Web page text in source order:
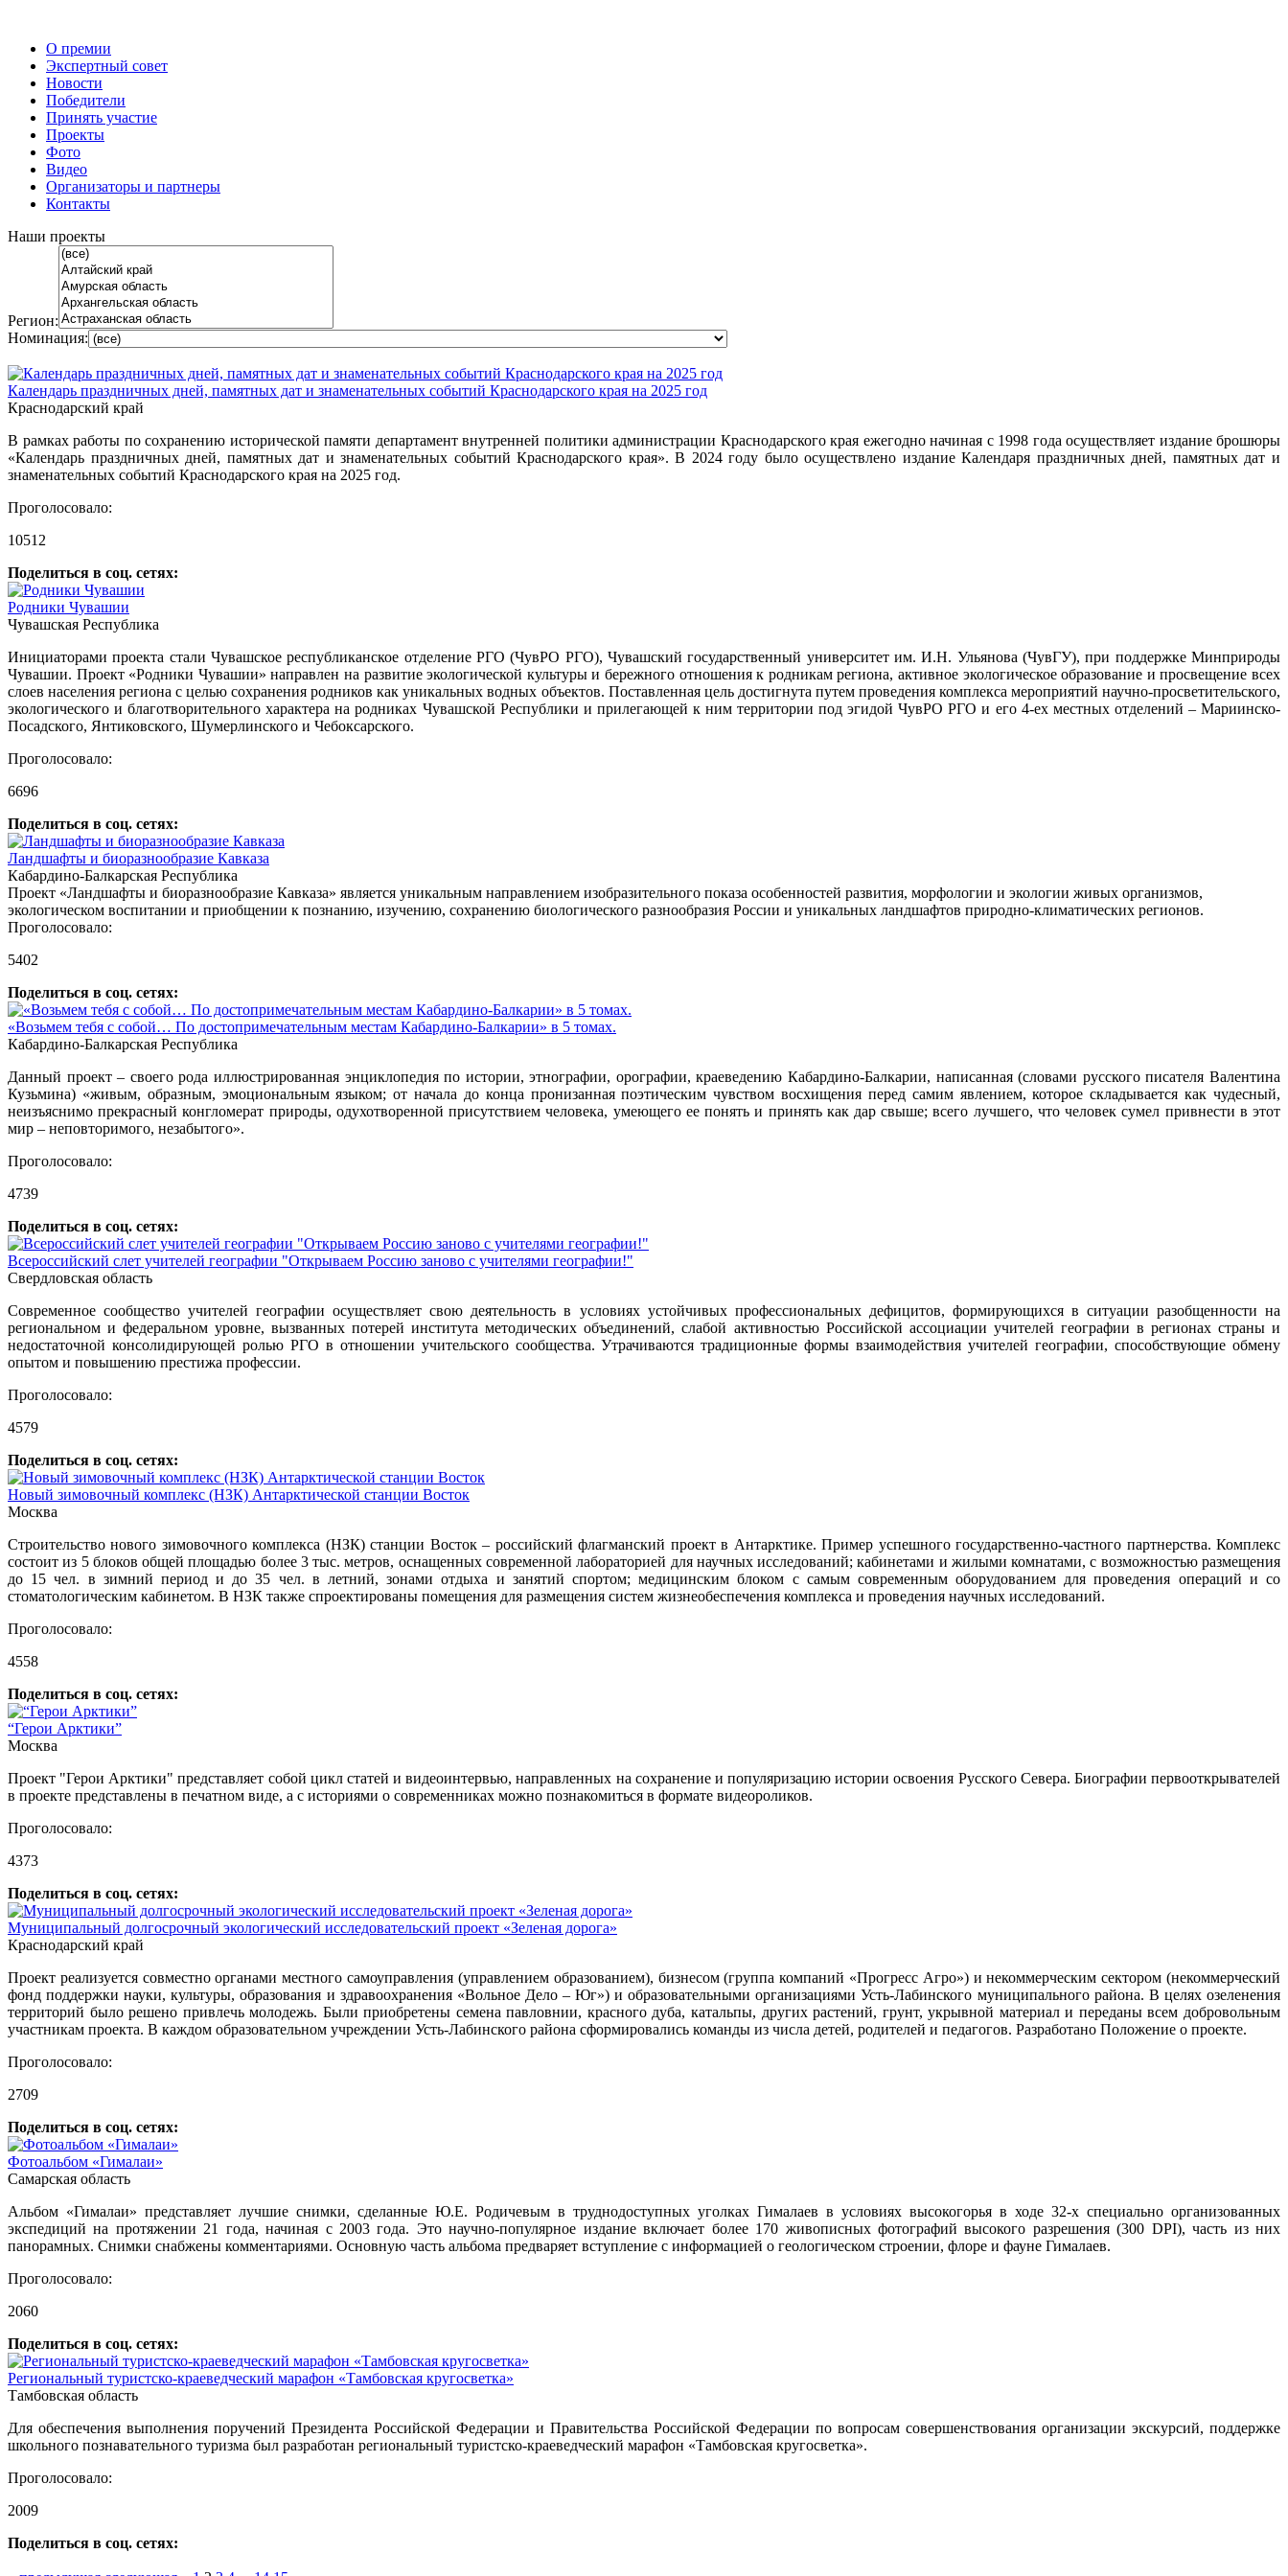
О премии
Экспертный совет
Новости
Победители
Принять участие
Проекты
Фото
Видео
Организаторы и партнеры
Контакты
Наши проекты
Регион:
Номинация:
Календарь праздничных дней, памятных дат и знаменательных событий Краснодарского края на 2025 год
Краснодарский край
В рамках работы по сохранению исторической памяти департамент внутренней политики администрации Краснодарского края ежегодно начиная с 1998 года осуществляет издание брошюры
«Календарь праздничных дней, памятных дат и знаменательных событий Краснодарского края». В 2024 году было осуществлено издание Календаря праздничных дней, памятных дат и
знаменательных событий Краснодарского края на 2025 год.
Проголосовало:
10512
Поделиться в соц. сетях:
Родники Чувашии
Чувашская Республика
Инициаторами проекта стали Чувашское республиканское отделение РГО (ЧувРО РГО), Чувашский государственный университет им. И.Н. Ульянова (ЧувГУ), при поддержке Минприроды
Чувашии. Проект «Родники Чувашии» направлен на развитие экологической культуры и бережного отношения к родникам региона, активное экологическое образование и просвещение всех
слоев населения региона с целью сохранения родников как уникальных водных объектов. Поставленная цель достигнута путем проведения комплекса мероприятий научно-просветительского,
экологического и благотворительного характера на родниках Чувашской Республики и прилегающей к ним территории под эгидой ЧувРО РГО и его 4-ех местных отделений – Мариинско-
Посадского, Янтиковского, Шумерлинского и Чебоксарского.
Проголосовало:
6696
Поделиться в соц. сетях:
Ландшафты и биоразнообразие Кавказа
Кабардино-Балкарская Республика
Проект «Ландшафты и биоразнообразие Кавказа» является уникальным направлением изобразительного показа особенностей развития, морфологии и экологии живых организмов,
экологическом воспитании и приобщении к познанию, изучению, сохранению биологического разнообразия России и уникальных ландшафтов природно-климатических регионов.
Проголосовало:
5402
Поделиться в соц. сетях:
«Возьмем тебя с собой… По достопримечательным местам Кабардино-Балкарии» в 5 томах.
Кабардино-Балкарская Республика
Данный проект – своего рода иллюстрированная энциклопедия по истории, этнографии, орографии, краеведению Кабардино-Балкарии, написанная (словами русского писателя Валентина
Кузьмина) «живым, образным, эмоциональным языком; от начала до конца пронизанная поэтическим чувством восхищения перед самим явлением, которое складывается как чудесный,
неизъяснимо прекрасный конгломерат природы, одухотворенной присутствием человека, умеющего ее понять и принять как дар свыше; всего лучшего, что человек сумел привнести в этот
мир – неповторимого, незабытого».
Проголосовало:
4739
Поделиться в соц. сетях:
Всероссийский слет учителей географии "Открываем Россию заново с учителями географии!"
Свердловская область
Современное сообщество учителей географии осуществляет свою деятельность в условиях устойчивых профессиональных дефицитов, формирующихся в ситуации разобщенности на
региональном и федеральном уровне, вызванных потерей института методических объединений, слабой активностью Российской ассоциации учителей географии в регионах страны и
недостаточной консолидирующей ролью РГО в отношении учительского сообщества. Утрачиваются традиционные формы взаимодействия учителей географии, способствующие обмену
опытом и повышению престижа профессии.
Проголосовало:
4579
Поделиться в соц. сетях:
Новый зимовочный комплекс (НЗК) Антарктической станции Восток
Москва
Строительство нового зимовочного комплекса (НЗК) станции Восток – российский флагманский проект в Антарктике. Пример успешного государственно-частного партнерства. Комплекс
состоит из 5 блоков общей площадью более 3 тыс. метров, оснащенных современной лабораторией для научных исследований; кабинетами и жилыми комнатами, с возможностью размещения
до 15 чел. в зимний период и до 35 чел. в летний, зонами отдыха и занятий спортом; медицинским блоком с самым современным оборудованием для проведения операций и со
стоматологическим кабинетом. В НЗК также спроектированы помещения для размещения систем жизнеобеспечения комплекса и проведения научных исследований.
Проголосовало:
4558
Поделиться в соц. сетях:
“Герои Арктики”
Москва
Проект "Герои Арктики" представляет собой цикл статей и видеоинтервью, направленных на сохранение и популяризацию истории освоения Русского Севера. Биографии первооткрывателей
в проекте представлены в печатном виде, а с историями о современниках можно познакомиться в формате видеороликов.
Проголосовало:
4373
Поделиться в соц. сетях:
Муниципальный долгосрочный экологический исследовательский проект «Зеленая дорога»
Краснодарский край
Проект реализуется совместно органами местного самоуправления (управлением образованием), бизнесом (группа компаний «Прогресс Агро») и некоммерческим сектором (некоммерческий
фонд поддержки науки, культуры, образования и здравоохранения «Вольное Дело – Юг») и образовательными организациями Усть-Лабинского муниципального района. В целях озеленения
территорий было решено привлечь молодежь. Были приобретены семена павловнии, красного дуба, катальпы, других растений, грунт, укрывной материал и переданы всем добровольным
участникам проекта. В каждом образовательном учреждении Усть-Лабинского района сформировались команды из числа детей, родителей и педагогов. Разработано Положение о проекте.
Проголосовало:
2709
Поделиться в соц. сетях:
Фотоальбом «Гималаи»
Самарская область
Альбом «Гималаи» представляет лучшие снимки, сделанные Ю.Е. Родичевым в труднодоступных уголках Гималаев в условиях высокогорья в ходе 32-х специально организованных
экспедиций на протяжении 21 года, начиная с 2003 года. Это научно-популярное издание включает более 170 живописных фотографий высокого разрешения (300 DPI), часть из них
панорамных. Снимки снабжены комментариями. Основную часть альбома предваряет вступление с информацией о геологическом строении, флоре и фауне Гималаев.
Проголосовало:
2060
Поделиться в соц. сетях:
Региональный туристско-краеведческий марафон «Тамбовская кругосветка»
Тамбовская область
Для обеспечения выполнения поручений Президента Российской Федерации и Правительства Российской Федерации по вопросам совершенствования организации экскурсий, поддержке
школьного познавательного туризма был разработан региональный туристско-краеведческий марафон «Тамбовская кругосветка».
Проголосовало:
2009
Поделиться в соц. сетях: